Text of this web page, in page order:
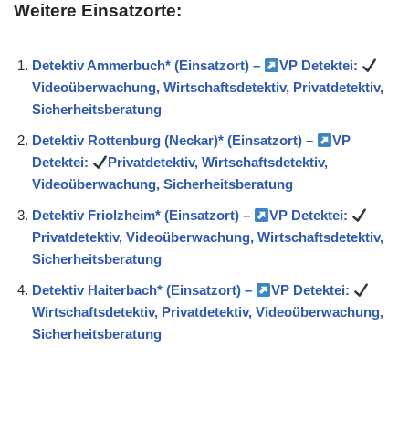
Weitere Einsatzorte:
Detektiv Ammerbuch* (Einsatzort) –
VP Detektei:
Videoüberwachung, Wirtschaftsdetektiv, Privatdetektiv,
Sicherheitsberatung
Detektiv Rottenburg (Neckar)* (Einsatzort) –
VP
Detektei:
Privatdetektiv, Wirtschaftsdetektiv,
Videoüberwachung, Sicherheitsberatung
Detektiv Friolzheim* (Einsatzort) –
VP Detektei:
Privatdetektiv, Videoüberwachung, Wirtschaftsdetektiv,
Sicherheitsberatung
Detektiv Haiterbach* (Einsatzort) –
VP Detektei:
Wirtschaftsdetektiv, Privatdetektiv, Videoüberwachung,
Sicherheitsberatung